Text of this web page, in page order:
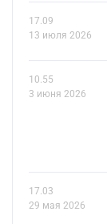
17.09
13 июля 2026
10.55
3 июня 2026
17.03
29 мая 2026